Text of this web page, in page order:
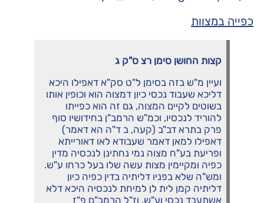
כפייה במצוות
קצות החושן סימן רצ ס"ק ג
ועיין מ"ש בזה בסימן ל"ט סק"א דאפילו היכא
דליכא שעבוד נכסי כיון דמצוה הוא וכופין אותו
בשוטים לקיים המצוה, גם זה הוא כפייתו
להוריד לנכסיו, וכמ"ש הרמב"ן בחידושיו סוף
פרק בתרא דב"ב (קעה, ב ד"ה הא דאמר)
דאפילו למאן דאמר שעבודא לאו דאורייתא
ופריעת בע"ח מצוה נמי נחתינן לנכסיה מדין
כפיה ומקיימין מצות עשה שלו בעל כרחו ע"ש.
ומש"ה שלא בפניו דליתיה בדין כפיה כיון
דליתיה קמן לית לן למיחת לנכסיה היכא דלא
אשתעבד נכסי וע"ש. וז"ל הרמב"ם פ"ז